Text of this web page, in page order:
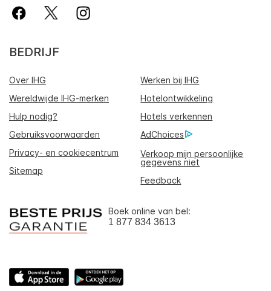
BEDRIJF
Over IHG
Werken bij IHG
Wereldwijde IHG-merken
Hotelontwikkeling
Hulp nodig?
Hotels verkennen
Gebruiksvoorwaarden
AdChoices
Privacy- en cookiecentrum
Verkoop mijn persoonlijke
gegevens niet
Sitemap
Feedback
Boek online van bel:
1 877 834 3613